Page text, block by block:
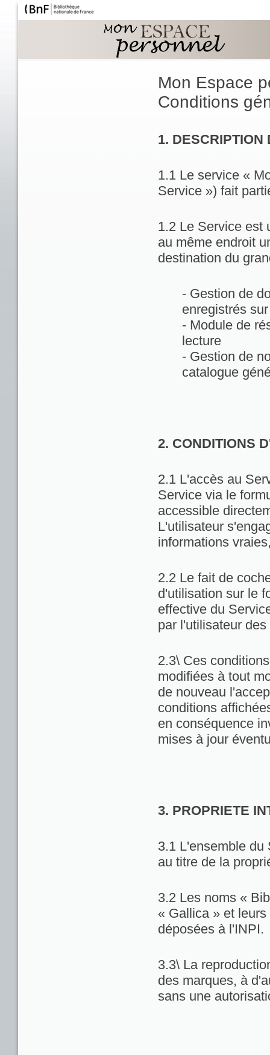
Mon Espace
Conditions
1. DESCRIPTION
1.1 Le service «
Service ») fait
1.2 Le Service est
au même endroit
destination du
- Gestion de
enregistrés
- Module de
lecture
- Gestion de
catalogue
2. CONDITIONS
2.1 L'accès au
Service via le
accessible
L'utilisateur
informations
2.2 Le fait de
d'utilisation sur le
effective du
par l'utilisateur
2.3\ Ces
modifiées à tout
de nouveau
conditions
en conséquence
mises à jour
3. PROPRIETE
3.1 L'ensemble du
au titre de la
3.2 Les noms «
« Gallica » et
déposées à l'INPI.
3.3\ La
des marques, à
sans une